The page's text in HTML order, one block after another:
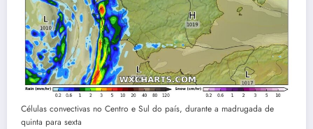
Células convectivas no Centro e Sul do país, durante a madrugada de
quinta para sexta